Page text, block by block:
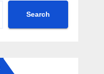
Search